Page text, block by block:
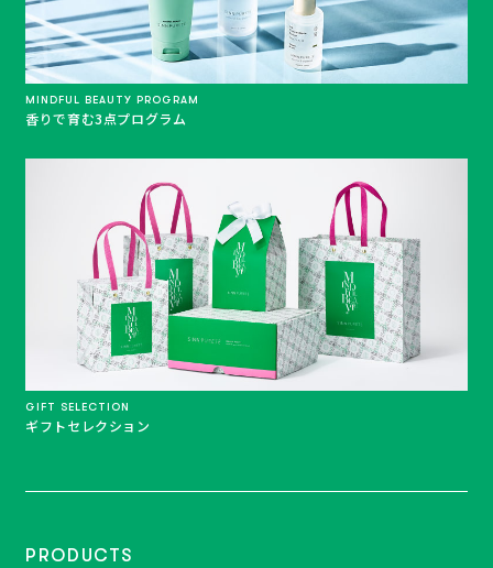
MINDFUL BEAUTY PROGRAM
香りで育む3点プログラム
GIFT SELECTION
ギフトセレクション
PRODUCTS